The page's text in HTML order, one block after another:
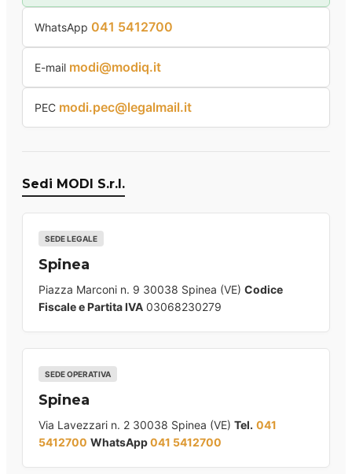
WhatsApp 041 5412700
E-mail modi@modiq.it
PEC modi.pec@legalmail.it
Sedi MODI S.r.l.
SEDE LEGALE
Spinea
Piazza Marconi n. 9 30038 Spinea (VE) Codice
Fiscale e Partita IVA 03068230279
SEDE OPERATIVA
Spinea
Via Lavezzari n. 2 30038 Spinea (VE) Tel. 041
5412700 WhatsApp041 5412700